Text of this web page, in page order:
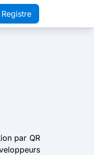
Registre
par QR